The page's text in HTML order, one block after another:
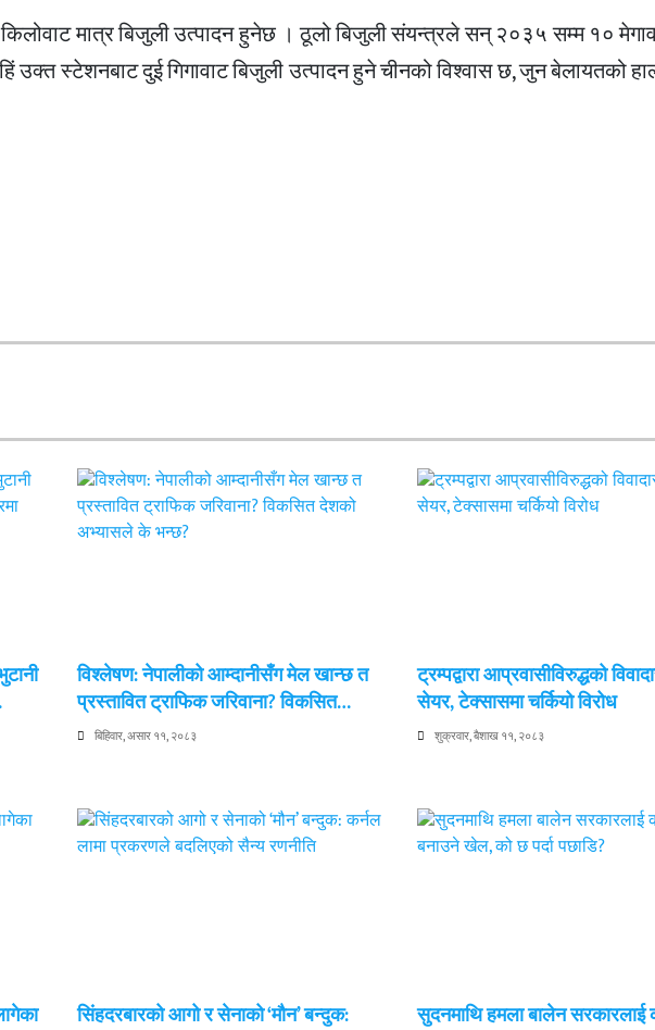
मात्र बिजुली उत्पादन हुनेछ । ठूलो बिजुली संयन्त्रले सन् २०३५ सम्म १०
उक्त स्टेशनबाट दुई गिगावाट बिजुली उत्पादन हुने चीनको विश्वास छ, जुन बेलायतको
विश्लेषण: नेपालीको आम्दानीसँग मेल खान्छ त
प्रस्तावित ट्राफिक जरिवाना? विकसित…
बिहिवार, असार ११, २०८३
ट्रम्पद्वारा आप्रवासीविरुद्धको
सेयर, टेक्सासमा चर्कियो विरोध
शुक्रवार, बैशाख ११, २०८३
सिंहदरबारको आगो र सेनाको ‘मौन’ बन्दुक:
सुदनमाथि हमला बालेन